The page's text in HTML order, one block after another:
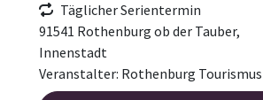
Täglicher Serientermin
91541 Rothenburg ob der Tauber,
Innenstadt
Veranstalter: Rothenburg Tourismus